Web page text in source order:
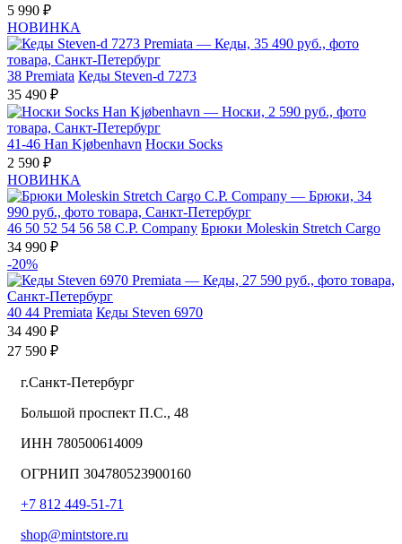
5 990 ₽
НОВИНКА
38 Premiata Кеды Steven-d 7273
35 490 ₽
41-46 Han Kjøbenhavn Носки Socks
2 590 ₽
НОВИНКА
46 50 52 54 56 58 C.P. Company Брюки Moleskin Stretch Cargo
34 990 ₽
-20%
40 44 Premiata Кеды Steven 6970
34 490 ₽
27 590 ₽
г.Санкт-Петербург
Большой проспект П.С., 48
ИНН 780500614009
ОГРНИП 304780523900160
+7 812 449-51-71
shop@mintstore.ru